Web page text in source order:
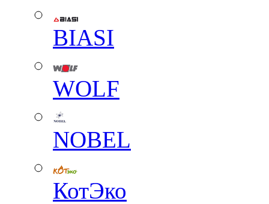
BIASI
WOLF
NOBEL
КотЭко